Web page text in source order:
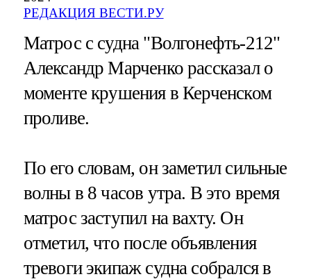
РЕДАКЦИЯ ВЕСТИ.РУ
Матрос с судна "Волгонефть-212"
Александр Марченко рассказал о
моменте крушения в Керченском
проливе.
По его словам, он заметил сильные
волны в 8 часов утра. В это время
матрос заступил на вахту. Он
отметил, что после объявления
тревоги экипаж судна собрался в